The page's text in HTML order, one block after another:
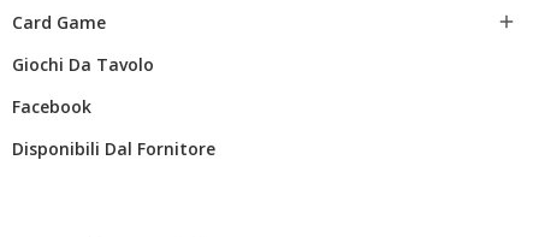
Card Game 
Giochi Da Tavolo
Facebook
Disponibili Dal Fornitore